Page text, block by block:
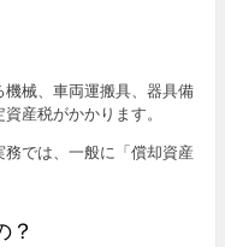
械、車両運搬具、器具備
産税がかかります。
では、一般に「償却資産
？